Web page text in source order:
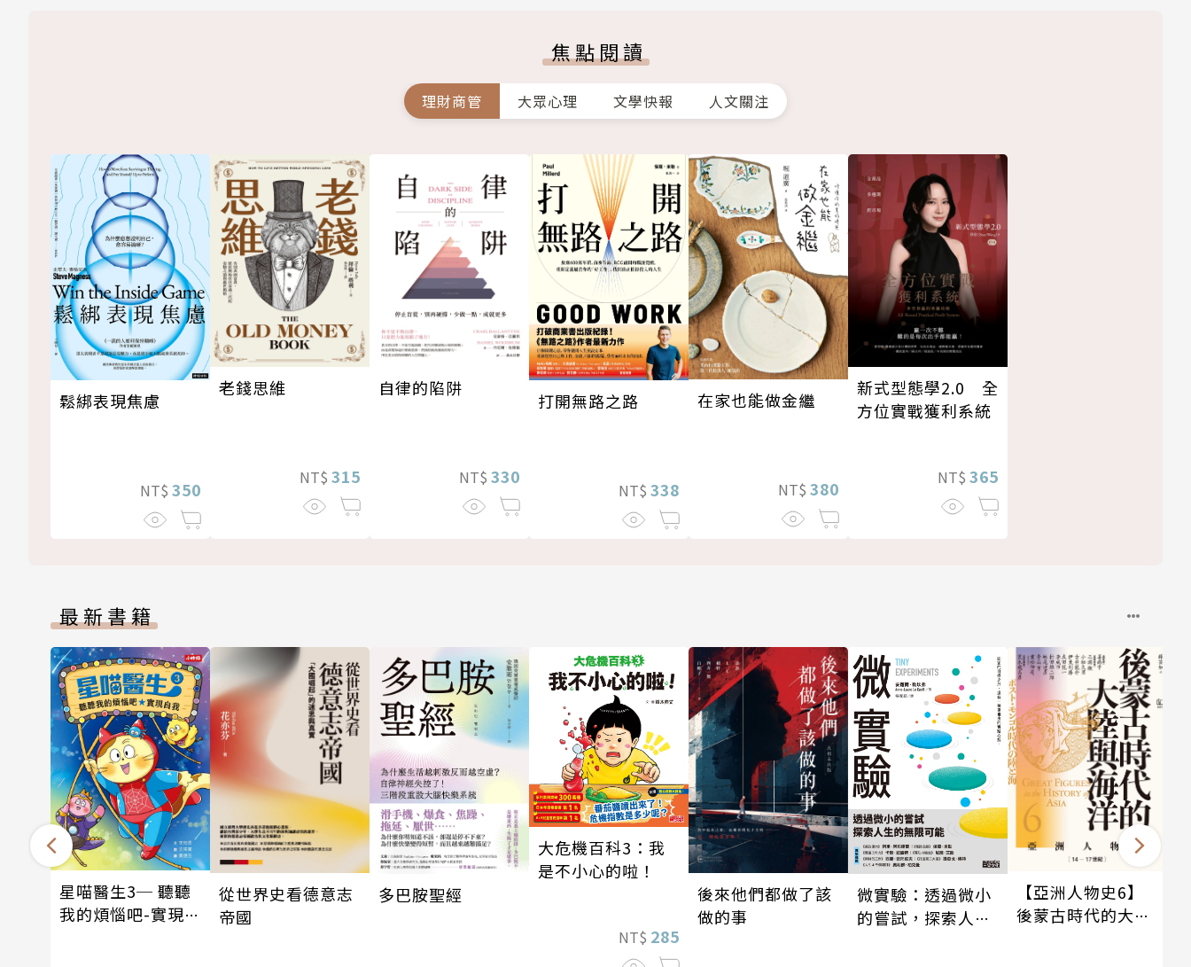
焦點閱讀
理財商管 大眾心理 文學快報 人文關注
鬆綁表現焦慮
NT$ 350
老錢思維
NT$ 315
自律的陷阱
NT$ 330
打開無路之路
NT$ 338
在家也能做金繼
NT$ 380
新式型態學2.0 全
方位實戰獲利系統
NT$ 365
最新書籍
星喵醫生3─ 聽聽
我的煩惱吧-實現自
從世界史看德意志
帝國
多巴胺聖經
大危機百科3：我
是不小心的啦！
NT$ 285
後來他們都做了該
做的事
微實驗：透過微小
的嘗試，探索人生
【亞洲人物史6】
後蒙古時代的大陸